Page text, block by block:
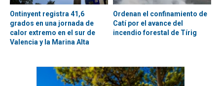
Ontinyent registra 41,6
grados en una jornada de
calor extremo en el sur de
Valencia y la Marina Alta
Ordenan el confinamiento de
Catí por el avance del
incendio forestal de Tírig